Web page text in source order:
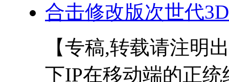
合击修改版次世代
【专稿,转载请注明
下IP在移动端的正